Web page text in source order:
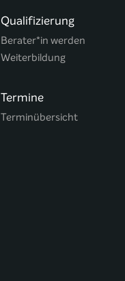
Qualifizierung
Berater*in werden
Weiterbildung
Termine
Terminübersicht